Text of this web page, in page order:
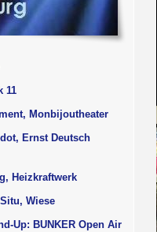
11
Monbijoutheater
Ernst Deutsch
Heizkraftwerk
Wiese
Up: BUNKER Open Air